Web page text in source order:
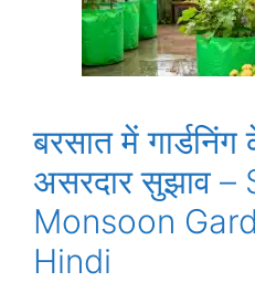
बरसात में
असरदार सुझाव –
Monsoon
Hindi